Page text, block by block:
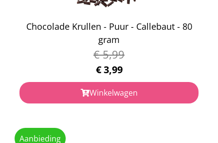
Chocolade Krullen - Puur - Callebaut - 80
gram
€5,99
€3,99
Winkelwagen
Aanbieding